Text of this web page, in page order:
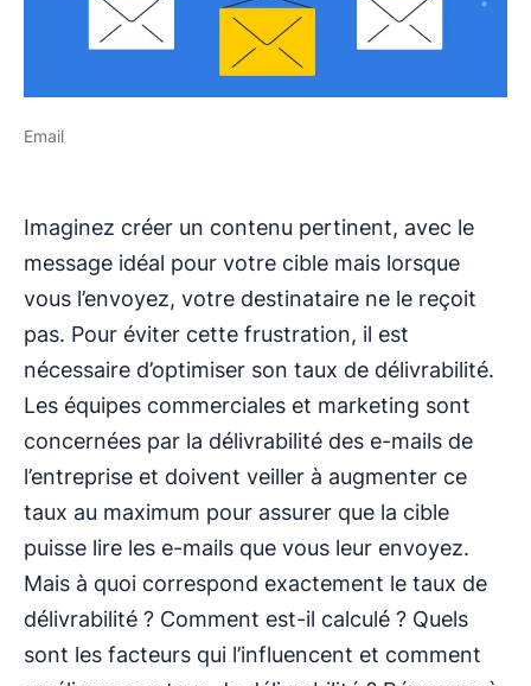
Email
Imaginez créer un contenu pertinent, avec le
message idéal pour votre cible mais lorsque
vous l’envoyez, votre destinataire ne le reçoit
pas. Pour éviter cette frustration, il est
nécessaire d’optimiser son taux de délivrabilité.
Les équipes commerciales et marketing sont
concernées par la délivrabilité des e-mails de
l’entreprise et doivent veiller à augmenter ce
taux au maximum pour assurer que la cible
puisse lire les e-mails que vous leur envoyez.
Mais à quoi correspond exactement le taux de
délivrabilité ? Comment est-il calculé ? Quels
sont les facteurs qui l’influencent et comment